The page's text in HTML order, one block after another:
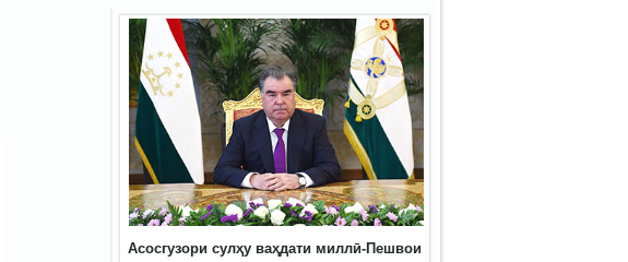
Асосгузори сулҳу ваҳдати миллӣ-Пешвои